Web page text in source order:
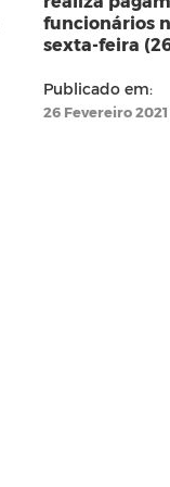
funcionários
sexta-feira
Publicado em:
26 Fevereiro 2021